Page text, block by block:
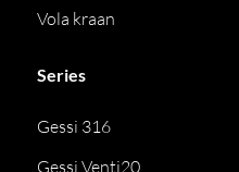
Vola kraan
Series
Gessi 316
Gessi Venti20